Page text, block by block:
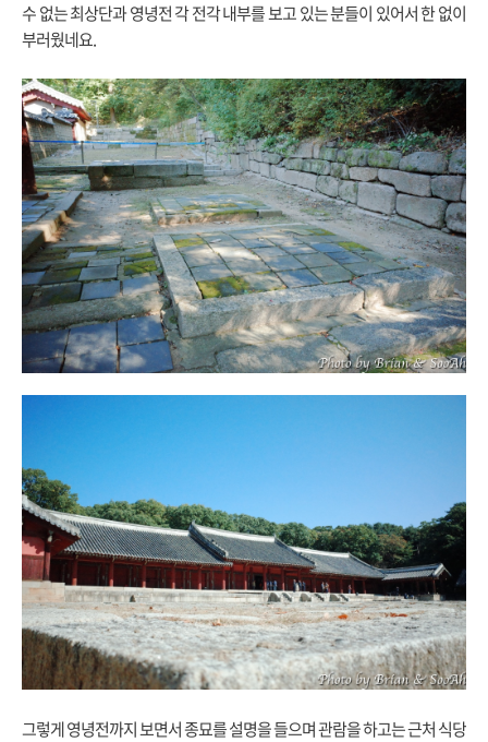
수 없는 최상단과 영녕전 각 전각 내부를 보고 있는 분들이 있어서 한 없이
부러웠네요.
그렇게 영녕전까지 보면서 종묘를 설명을 들으며 관람을 하고는 근처 식당